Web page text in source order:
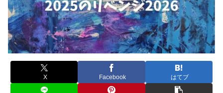
X Facebook はてブ